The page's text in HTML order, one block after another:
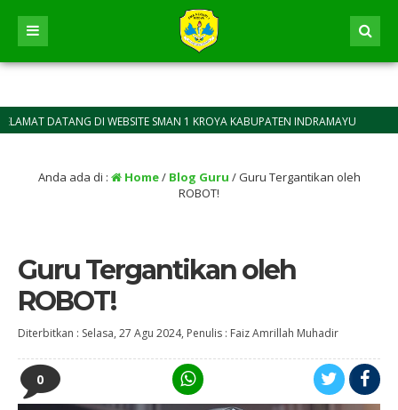
DI WEBSITE SMAN 1 KROYA KABUPATEN INDRAMAYU
Anda ada di : Home/ Blog Guru /Guru Tergantikan oleh
ROBOT!
Guru Tergantikan oleh
ROBOT!
Diterbitkan : Selasa, 27 Agu 2024, Penulis : Faiz Amrillah Muhadir
0